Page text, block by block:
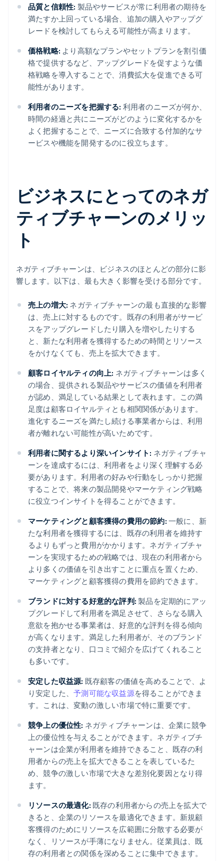
品質と信頼性: 製品やサービスが常に利用者の期待を
満たすか上回っている場合、追加の購入やアップグ
レードを検討してもらえる可能性が高まります。
価格戦略: より高額なプランやセットプランを割引価
格で提供するなど、アップグレードを促すような価
格戦略を導入することで、消費拡大を促進できる可
能性があります。
利用者のニーズを把握する: 利用者のニーズが何か、
時間の経過と共にニーズがどのように変化するかを
よく把握することで、ニーズに合致する付加的なサ
ービスや機能を開発するのに役立ちます。
ビジネスにとってのネガ
ティブチャーンのメリッ
ト
ネガティブチャーンは、ビジネスのほとんどの部分に影
響します。以下は、最も大きく影響を受ける部分です。
売上の増大: ネガティブチャーンの最も直接的な影響
は、売上に対するものです。既存の利用者がサービ
スをアップグレードしたり購入を増やしたりする
と、新たな利用者を獲得するための時間とリソース
をかけなくても、売上を拡大できます。
顧客ロイヤルティの向上: ネガティブチャーンは多く
の場合、提供される製品やサービスの価値を利用者
が認め、満足している結果として表れます。この満
足度は顧客ロイヤルティとも相関関係があります。
進化するニーズを満たし続ける事業者からは、利用
者が離れない可能性が高いためです。
利用者に関するより深いインサイト: ネガティブチャ
ーンを達成するには、利用者をより深く理解する必
要があります。利用者の好みや行動をしっかり把握
することで、将来の製品開発やマーケティング戦略
に役立つインサイトを得ることができます。
マーケティングと顧客獲得の費用の節約: 一般に、新
たな利用者を獲得するには、既存の利用者を維持す
るよりもずっと費用がかかります。ネガティブチャ
ーンを実現するための戦略では、現在の利用者から
より多くの価値を引き出すことに重点を置くため、
マーケティングと顧客獲得の費用を節約できます。
ブランドに対する好意的な評判: 製品を定期的にアッ
プグレードして利用者を満足させて、さらなる購入
意欲を抱かせる事業者は、好意的な評判を得る傾向
が高くなります。満足した利用者が、そのブランド
の支持者となり、口コミで紹介を広げてくれること
も多いです。
安定した収益源: 既存顧客の価値を高めることで、よ
り安定した、予測可能な収益源を得ることができま
す。これは、変動の激しい市場で特に重要です。
競争上の優位性: ネガティブチャーンは、企業に競争
上の優位性を与えることができます。ネガティブチ
ャーンは企業が利用者を維持できること、既存の利
用者からの売上を拡大できることを表しているた
め、競争の激しい市場で大きな差別化要因となり得
ます。
リソースの最適化: 既存の利用者からの売上を拡大で
きると、企業のリソースを最適化できます。新規顧
客獲得のためにリソースを広範囲に分散する必要が
なく、リソースが手薄になりません。従業員は、既
存の利用者との関係を深めることに集中できます。